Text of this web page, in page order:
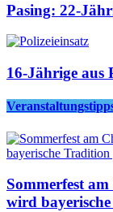
Pasing: 22-
16-Jährige aus
Sommerfest
wird